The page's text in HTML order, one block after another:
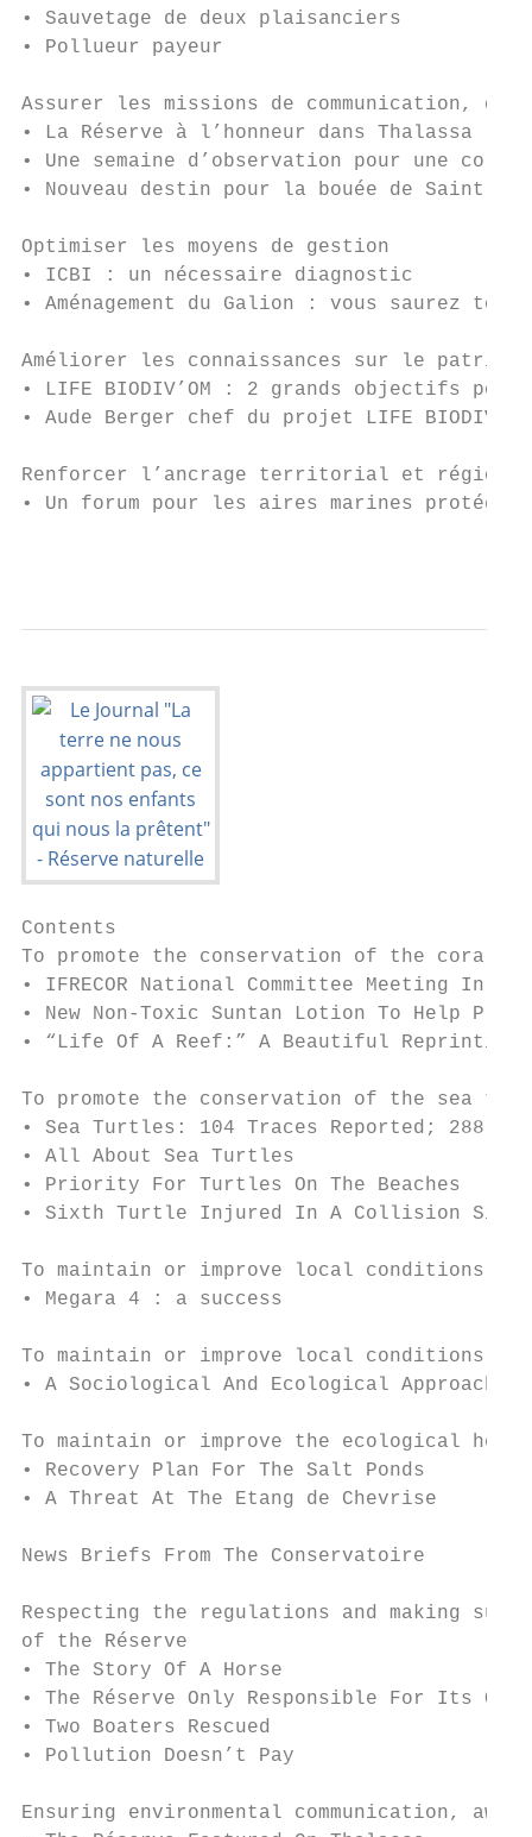
• Sauvetage de deux
• Pollueur payeur
Assurer les missions de communication,
• La Réserve à l’honneur dans
• Une semaine d’observation pour
• Nouveau destin pour la bouée
Optimiser les moyens de gestion
• ICBI : un nécessaire
• Aménagement du Galion : vous
Améliorer les connaissances sur le
• LIFE BIODIV’OM : 2 grands objectifs
• Aude Berger chef du projet LIFE
Renforcer l’ancrage territorial et régional
• Un forum pour les aires
Contents
To promote the conservation of the coral
• IFRECOR National Committee
• New Non-Toxic Suntan Lotion
• “Life Of A Reef:” A Beautiful
To promote the conservation of the sea
• Sea Turtles: 104 Traces
• All About Sea Turtles
• Priority For Turtles On The
• Sixth Turtle Injured In A
To maintain or improve local conditions for
• Megara 4 : a success
To maintain or improve local conditions
• A Sociological And Ecological
To maintain or improve the ecological
• Recovery Plan For The Salt
• A Threat At The Etang de
News Briefs From The
Respecting the regulations and making
of the Réserve
• The Story Of A Horse
• The Réserve Only Responsible
• Two Boaters Rescued
• Pollution Doesn’t Pay
Ensuring environmental communication,